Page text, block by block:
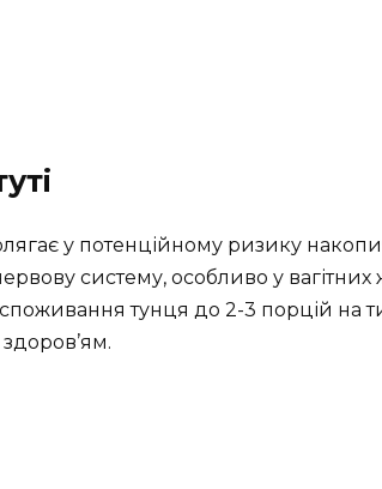
у потенційному ризику
систему, особливо у вагітних
тунця до 2-3 порцій на